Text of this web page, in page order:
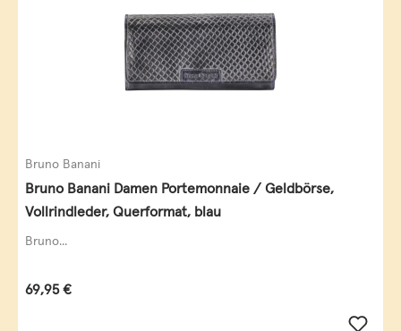
Bruno Banani
Bruno Banani Damen Portemonnaie / Geldbörse,
Vollrindleder, Querformat, blau
Bruno...
Regulärer Preis:
69,95 €